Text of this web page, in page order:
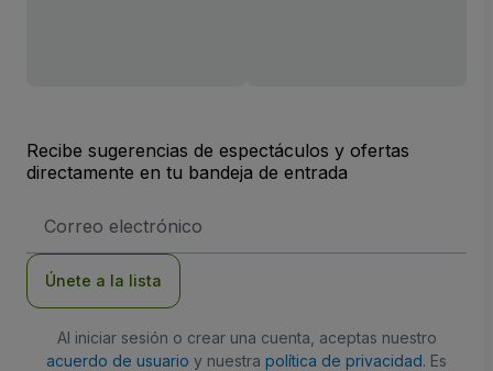
Recibe sugerencias de espectáculos y ofertas
directamente en tu bandeja de entrada
de
Únete a la lista
Al iniciar sesión o crear una cuenta, aceptas nuestro
acuerdo de usuario y nuestra política de privacidad. Es